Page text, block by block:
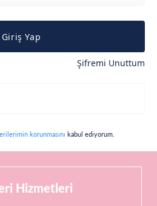
Giriş Yap
Şifremi Unuttum
korunmasını kabul ediyorum.
Hizmetleri